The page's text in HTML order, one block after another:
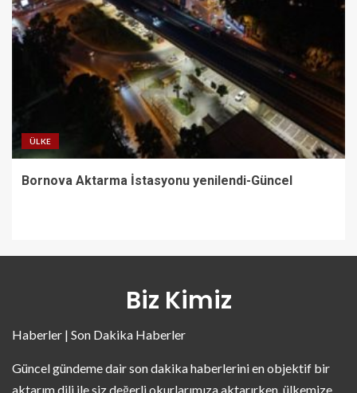
ÜLKE
Bornova Aktarma İstasyonu yenilendi-Güncel
Biz Kimiz
Haberler | Son Dakika Haberler
Güncel gündeme dair son dakika haberlerini en objektif bir
aktarım dili ile siz değerli okurlarımıza aktarırken, ülkemize